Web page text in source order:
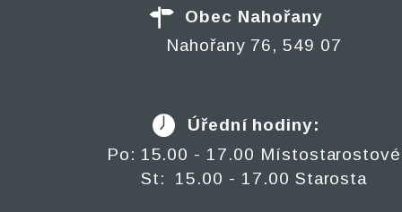
Obec Nahořany
Nahořany 76, 549 07
Úřední hodiny:
Po: 15.00 - 17.00 Místostarostové
St: 15.00 - 17.00 Starosta